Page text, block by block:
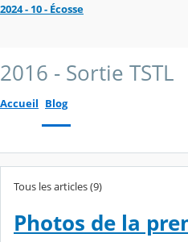
2024 - 10 - Écosse
2016 - Sortie TSTL
Accueil Blog
Tous les articles (9)
Photos de la